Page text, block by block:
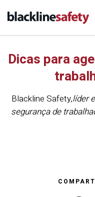
Dicas para
Blackline Safety,líder
segurança de